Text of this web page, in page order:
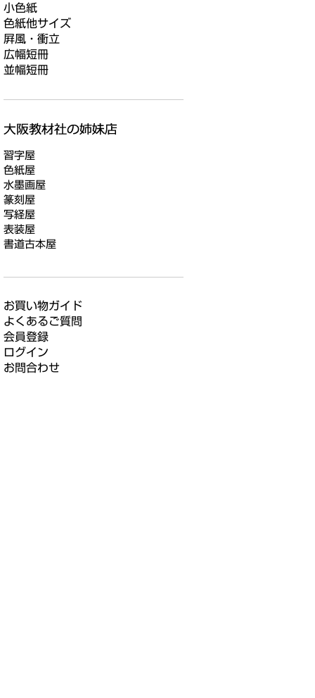
小色紙
色紙他サイズ
屛風・衝立
広幅短冊
並幅短冊
習字屋
色紙屋
水墨画屋
篆刻屋
写経屋
表装屋
書道古本屋
お買い物ガイド
よくあるご質問
会員登録
ログイン
お問合わせ